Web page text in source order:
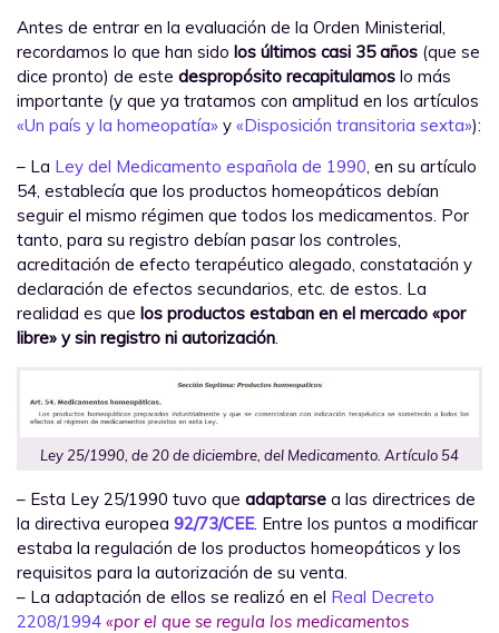
Antes de entrar en la evaluación de la Orden Ministerial,
recordamos lo que han sido los últimos casi 35 años (que se
dice pronto) de este despropósito recapitulamos lo más
importante (y que ya tratamos con amplitud en los artículos
«Un país y la homeopatía» y «Disposición transitoria sexta»):
– La Ley del Medicamento española de 1990, en su artículo
54, establecía que los productos homeopáticos debían
seguir el mismo régimen que todos los medicamentos. Por
tanto, para su registro debían pasar los controles,
acreditación de efecto terapéutico alegado, constatación y
declaración de efectos secundarios, etc. de estos. La
realidad es que los productos estaban en el mercado «por
libre» y sin registro ni autorización.
Ley 25/1990, de 20 de diciembre, del Medicamento. Artículo 54
– Esta Ley 25/1990 tuvo que adaptarse a las directrices de
la directiva europea 92/73/CEE. Entre los puntos a modificar
estaba la regulación de los productos homeopáticos y los
requisitos para la autorización de su venta.
– La adaptación de ellos se realizó en el Real Decreto
2208/1994 «por el que se regula los medicamentos